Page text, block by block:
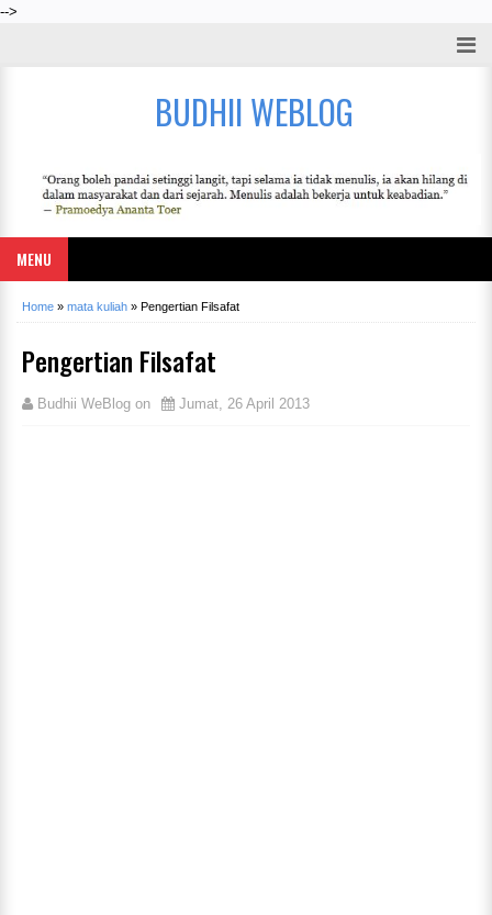
-->
BUDHII WEBLOG
MENU
Home » mata kuliah » Pengertian Filsafat
Pengertian Filsafat
Budhii WeBlog on Jumat, 26 April 2013